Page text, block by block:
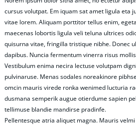
cursus volutpat. Em iquam sat amet ligula eta
vitae lorem. Aliquam porttitor tellus enim,
maecenas lobortis ligula veli teluna ultrices
quisurna vitae, fringilla tristique nibhe. Donec
dapibus. Nuncia fermentum vinerra risus
Vestibulum enima necira lectuse volutpam
pulvinaruse. Menas sodales noreakinore
omcin mauris virede ronka wenimed lucturia
dusmana semperik augue otierdume sapien
tellimuse blandie mandirse pradinfe.
Pellentesque atria aliquet magna. Mauris